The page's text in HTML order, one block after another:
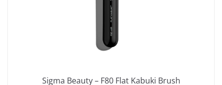
Sigma Beauty – F80 Flat Kabuki Brush